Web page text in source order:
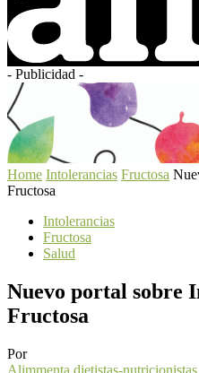
- Publicidad -
Home Intolerancias Fructosa
Fructosa
Intolerancias
Fructosa
Salud
Nuevo portal sobre
Fructosa
Por
Alimmenta dietistas-nutricionistas